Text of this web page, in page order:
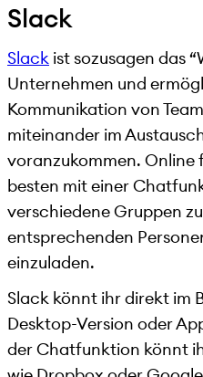
Slack
Slack ist sozusagen das
Unternehmen und
Kommunikation von
miteinander im
voranzukommen. Online
besten mit einer
verschiedene Gruppen
entsprechenden
einzuladen.
Slack könnt ihr direkt im
Desktop-Version oder
der Chatfunktion könnt